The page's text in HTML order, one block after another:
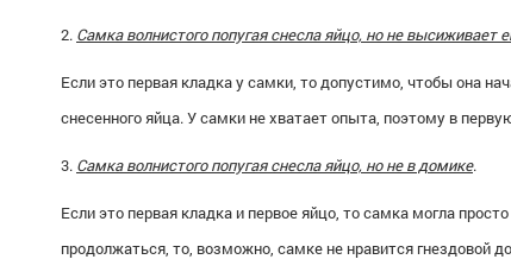
2. Самка волнистого попугая снесла яйцо, но не высиживает
Если это первая кладка у самки, то допустимо, чтобы она
снесенного яйца. У самки не хватает опыта, поэтому в
3. Самка волнистого попугая снесла яйцо, но не в домике.
Если это первая кладка и первое яйцо, то самка могла
продолжаться, то, возможно, самке не нравится гнездовой